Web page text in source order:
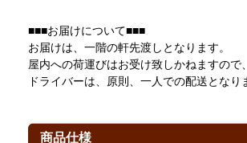
■■■お届けについて■■■
お届けは、一階の軒先渡しとなります。
屋内への荷運びはお受け致しかねますので
ドライバーは、原則、一人での配送となり
商品仕様